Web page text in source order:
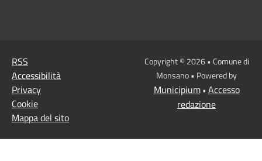
RSS
Accessibilità
Privacy
Cookie
Mappa del sito
Copyright © 2026 • Comune di
Monsano • Powered by
Municipium• Accesso
redazione